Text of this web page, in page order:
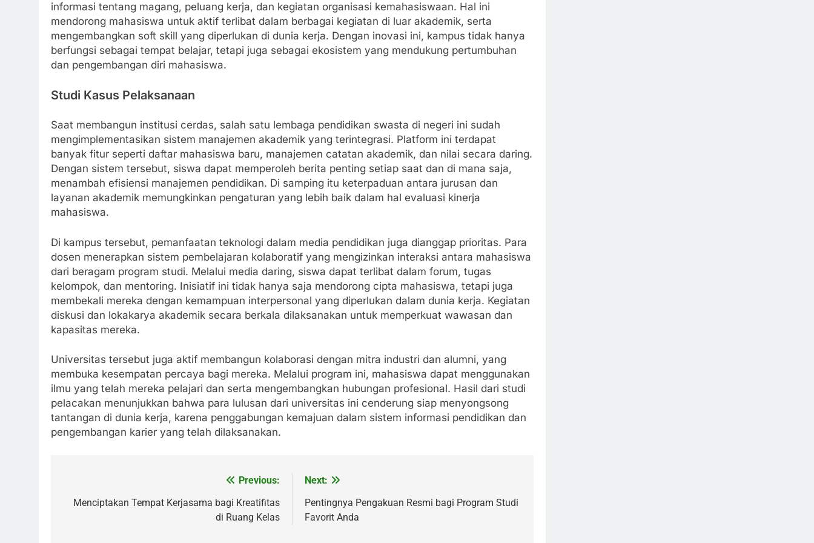
informasi tentang magang, peluang kerja, dan kegiatan organisasi kemahasiswaan. Hal ini
mendorong mahasiswa untuk aktif terlibat dalam berbagai kegiatan di luar akademik, serta
mengembangkan soft skill yang diperlukan di dunia kerja. Dengan inovasi ini, kampus tidak hanya
berfungsi sebagai tempat belajar, tetapi juga sebagai ekosistem yang mendukung pertumbuhan
dan pengembangan diri mahasiswa.
Studi Kasus Pelaksanaan
Saat membangun institusi cerdas, salah satu lembaga pendidikan swasta di negeri ini sudah
mengimplementasikan sistem manajemen akademik yang terintegrasi. Platform ini terdapat
banyak fitur seperti daftar mahasiswa baru, manajemen catatan akademik, dan nilai secara daring.
Dengan sistem tersebut, siswa dapat memperoleh berita penting setiap saat dan di mana saja,
menambah efisiensi manajemen pendidikan. Di samping itu keterpaduan antara jurusan dan
layanan akademik memungkinkan pengaturan yang lebih baik dalam hal evaluasi kinerja
mahasiswa.
Di kampus tersebut, pemanfaatan teknologi dalam media pendidikan juga dianggap prioritas. Para
dosen menerapkan sistem pembelajaran kolaboratif yang mengizinkan interaksi antara mahasiswa
dari beragam program studi. Melalui media daring, siswa dapat terlibat dalam forum, tugas
kelompok, dan mentoring. Inisiatif ini tidak hanya saja mendorong cipta mahasiswa, tetapi juga
membekali mereka dengan kemampuan interpersonal yang diperlukan dalam dunia kerja. Kegiatan
diskusi dan lokakarya akademik secara berkala dilaksanakan untuk memperkuat wawasan dan
kapasitas mereka.
Universitas tersebut juga aktif membangun kolaborasi dengan mitra industri dan alumni, yang
membuka kesempatan percaya bagi mereka. Melalui program ini, mahasiswa dapat menggunakan
ilmu yang telah mereka pelajari dan serta mengembangkan hubungan profesional. Hasil dari studi
pelacakan menunjukkan bahwa para lulusan dari universitas ini cenderung siap menyongsong
tantangan di dunia kerja, karena penggabungan kemajuan dalam sistem informasi pendidikan dan
pengembangan karier yang telah dilaksanakan.
navigation
Previous:
Menciptakan Tempat Kerjasama bagi Kreatifitas
di Ruang Kelas
Next:
Pentingnya Pengakuan Resmi bagi Program Studi
Favorit Anda